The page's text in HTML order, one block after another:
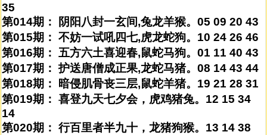
35
第014期： 阴阳八封一玄间,兔龙羊猴。05 09 20 43
第015期： 不妨一试吼四七,虎龙蛇狗。10 24 26 46
第016期： 五方六土喜迎春,鼠蛇马狗。01 11 40 43
第017期： 护送唐僧成正果,龙蛇马猪。08 14 43 44
第018期： 暗侵肌骨丧三层,鼠蛇羊猪。19 21 28 31
第019期： 喜登九天七夕会，虎鸡猪兔。12 15 34
14
第020期： 行百里者半九十，龙猪狗猴。13 14 38